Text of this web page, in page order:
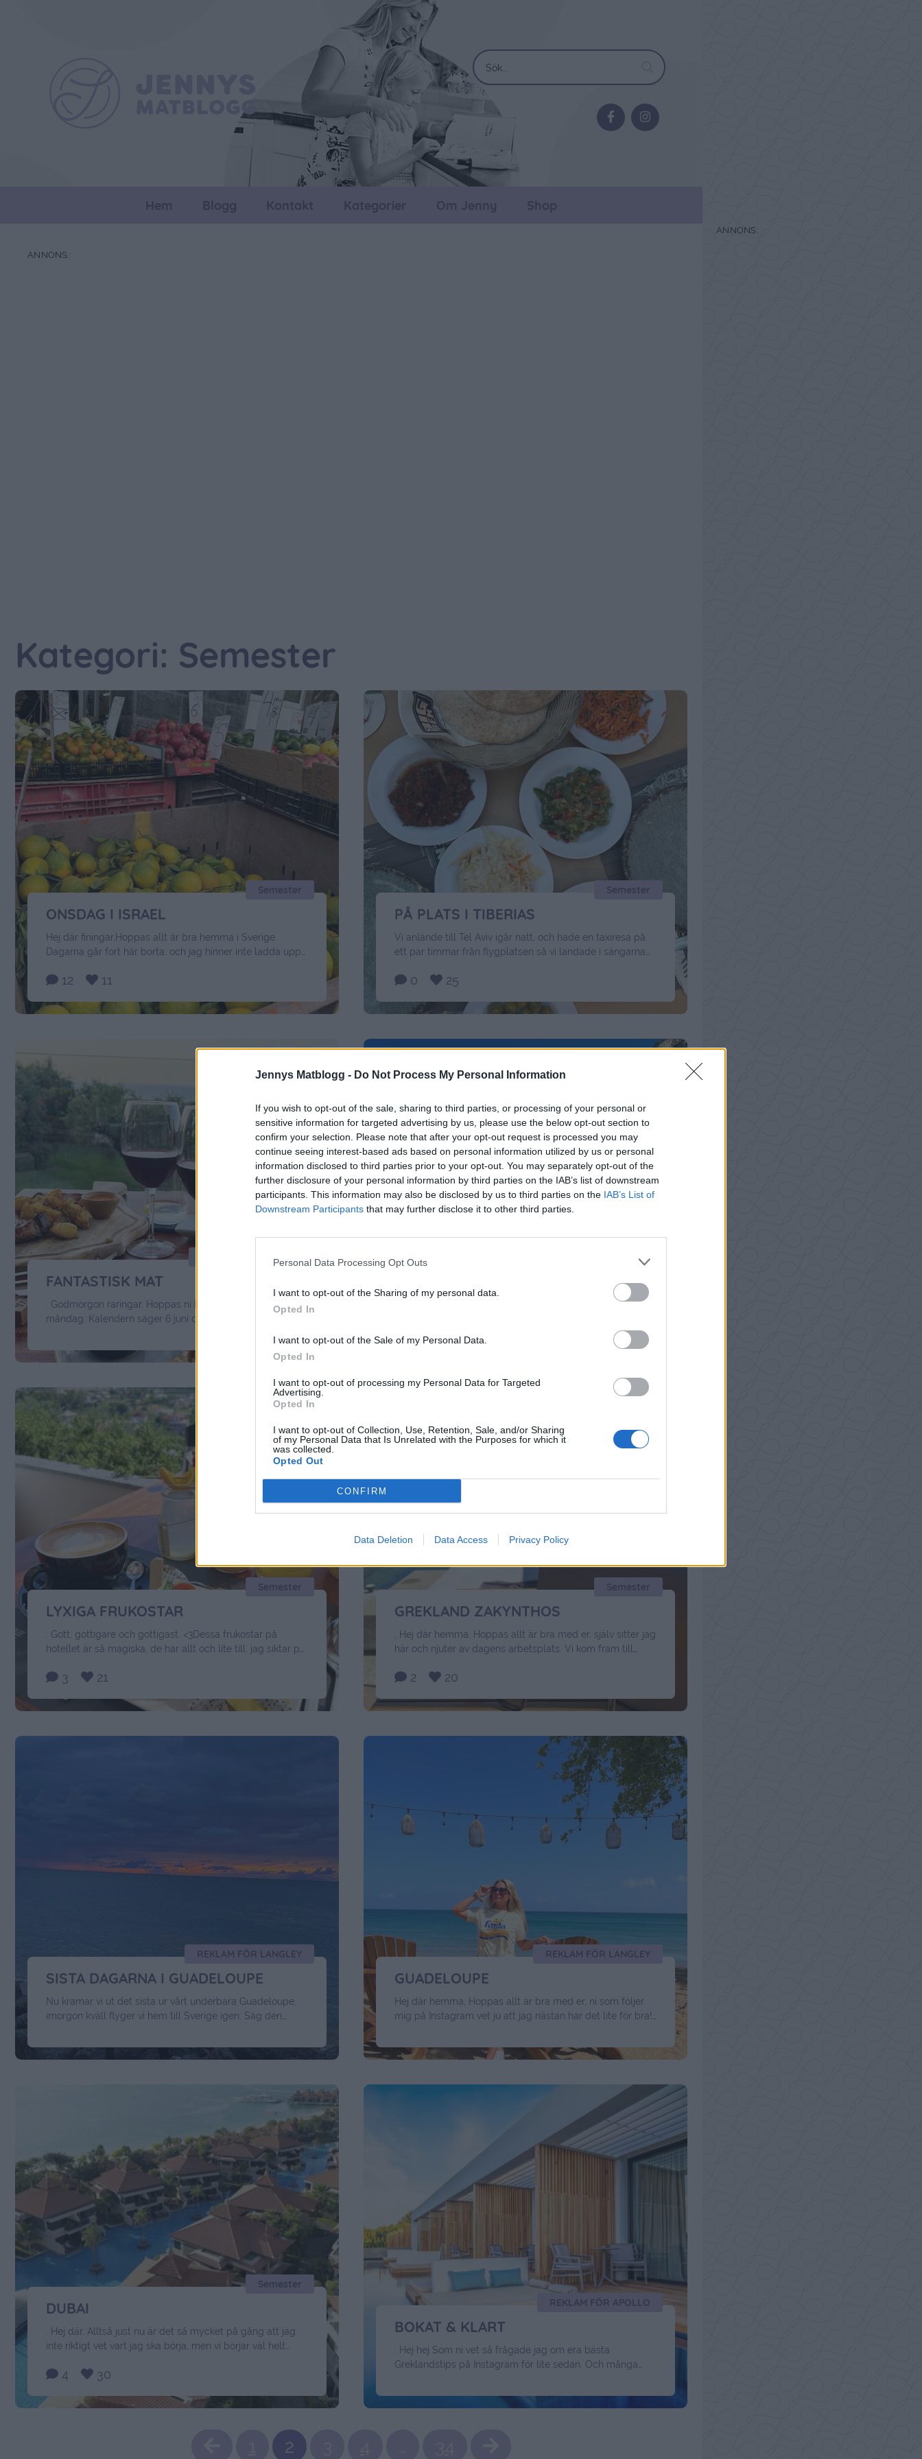
Jennys Matblogg - Do Not Process My Personal Information
If you wish to opt-out of the sale, sharing to third parties, or processing of your personal or
sensitive information for targeted advertising by us, please use the below opt-out section to
confirm your selection. Please note that after your opt-out request is processed you may
continue seeing interest-based ads based on personal information utilized by us or personal
information disclosed to third parties prior to your opt-out. You may separately opt-out of the
further disclosure of your personal information by third parties on the IAB’s list of downstream
participants. This information may also be disclosed by us to third parties on the IAB’s List of
Downstream Participants that may further disclose it to other third parties.
Personal Data Processing Opt Outs
I want to opt-out of the Sharing of my personal data.
Opted In
I want to opt-out of the Sale of my Personal Data.
Opted In
I want to opt-out of processing my Personal Data for Targeted
Advertising.
Opted In
I want to opt-out of Collection, Use, Retention, Sale, and/or Sharing
of my Personal Data that Is Unrelated with the Purposes for which it
was collected.
Opted Out
CONFIRM
Data Deletion Data Access Privacy Policy
Hem Blogg Kontakt Kategorier Om Jenny Shop
Kategori: Semester
ONSDAG I ISRAEL
Hej där finingar,Hoppas allt är bra hemma i Sverige.
Dagarna går fort här borta, och jag hinner inte ladda upp
jag kan. Jag vill ju visa er allt vi är med om här borta.
upptäckt …
Continued
12 11
Semester
PÅ PLATS I TIBERIAS
Vi anlände till Tel Aviv igår natt, och hade en taxiresa på
ett par timmar från flygplatsen så vi landade i sängarna
magen, det är alltid lika spännande att komma till en ny
ligger precis …
Continued
0 25
Semester
FANTASTISK MAT
. Godmorgon raringar, Hoppas ni har en fantastisk
måndag. Kalendern säger 6 juni d.v.s Sveriges
redan hemåt igen, med härliga minnen från ett fantastiskt
vackert Grekland och Zakynthos. Hotellet vi bor på heter
Continued
REKLAM FÖR APOLLO UTFLYKT MED HAVSSKÖLDPADDOR
Gokväller raringar, Här har våran lördag spenderats till
havs, vi har haft det så himlans bra. Vi har varit på båt
flesta såg vi faktiskt inte ute på båten utan redan i
hamnen. Så var det bara för att få se dessa fantastiska
Semester
LYXIGA FRUKOSTAR
. Gott, gottigare och gottigast. <3Dessa frukostar på
hotellet är så magiska, de har allt och lite till. jag siktar på
färskpressade juicer, massa frukt & bär, ostar, lufttorkade
fyller världens bästa Klara år, jag …
Continued
3 21
Semester
GREKLAND ZAKYNTHOS
, Hej där hemma. Hoppas allt är bra med er, själv sitter jag
här och njuter av dagens arbetsplats. Vi kom fram till
var det när Marika och jag skulle till Guadeloupe med
redan …Continued
2 20
Semester
SISTA DAGARNA I GUADELOUPE
Nu kramar vi ut det sista ur vårt underbara Guadeloupe,
imorgon kväll flyger vi hem till Sverige igen. Säg den
Grekland. Men nog om det, nu stannar vi kvar här i
REKLAM FÖR LANGLEY
GUADELOUPE
Hej där hemma, Hoppas allt är bra med er, ni som följer
mig på Instagram vet ju att jag nästan har det lite för bra!
mer. Det är våran femte dag här idag, och …Continued
REKLAM FÖR LANGLEY
DUBAI
. Hej där, Alltså just nu är det så mycket på gång att jag
inte riktigt vet vart jag ska börja, men vi börjar väl helt
1 1/2 vecka sedan och upplägget var så roligt att jag
4 30
Semester
BOKAT & KLART
. Hej hej Som ni vet så frågade jag om era bästa
Greklandstips på Instagram för lite sedan. Och många
Grekland flera gånger men aldrig just här. Så det här …
REKLAM FÖR APOLLO
2